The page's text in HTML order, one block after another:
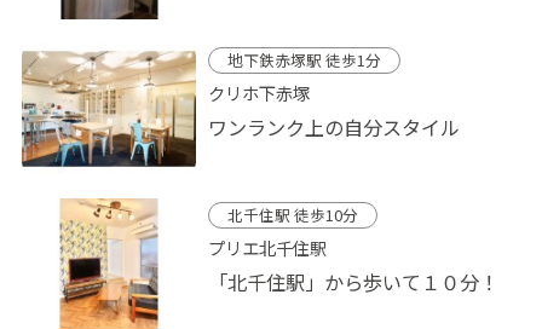
地下鉄赤塚駅 徒歩1分
クリホ下赤塚
ワンランク上の自分スタイル
北千住駅 徒歩10分
プリエ北千住駅
「北千住駅」から歩いて１０分！